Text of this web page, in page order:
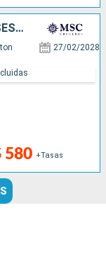
REINO UNIDO, FRANCIA, BÉLGICA, PAISES BAJOS, ALEMANIA
27/02/2028
580 +Tasas